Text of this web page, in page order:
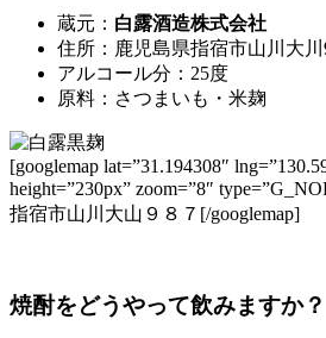
蔵元： 白露酒造株式会社
住所：鹿児島県指宿市山川大川
アルコール分：25度
原料：さつまいも・米麹
[googlemap lat=”31.194308″
height=”230px” zoom=”8″
指宿市山川大山９８７[/googlemap]
焼酎をどうやって飲みますか？